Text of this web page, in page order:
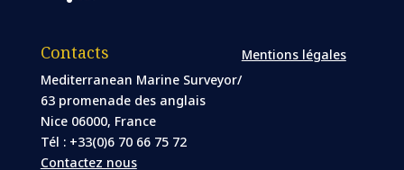
Contacts
Mediterranean Marine Surveyor/
63 promenade des anglais
Nice 06000, France
Tél : +33(0)6 70 66 75 72
Contactez nous
Mentions légales